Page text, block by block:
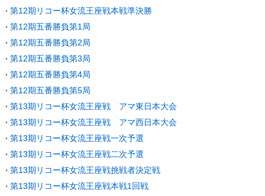
第12期リコー杯女流王座戦本戦準決勝
第12期五番勝負第1局
第12期五番勝負第2局
第12期五番勝負第3局
第12期五番勝負第4局
第12期五番勝負第5局
第13期リコー杯女流王座戦 アマ東日本大会
第13期リコー杯女流王座戦 アマ西日本大会
第13期リコー杯女流王座戦一次予選
第13期リコー杯女流王座戦二次予選
第13期リコー杯女流王座戦挑戦者決定戦
第13期リコー杯女流王座戦本戦1回戦